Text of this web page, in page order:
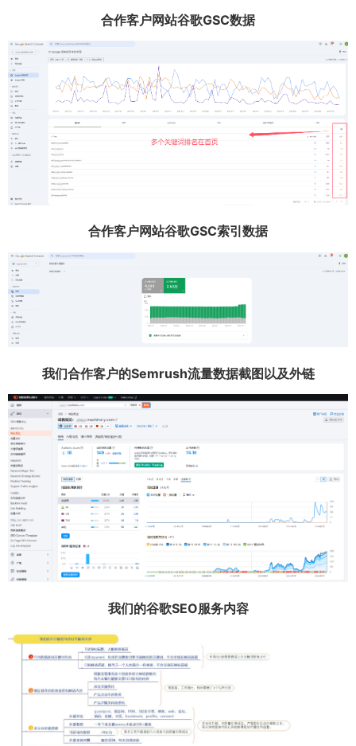
合作客户网站谷歌GSC数据
合作客户网站谷歌GSC索引数据
我们合作客户的Semrush流量数据截图以及外链
我们的谷歌SEO服务内容